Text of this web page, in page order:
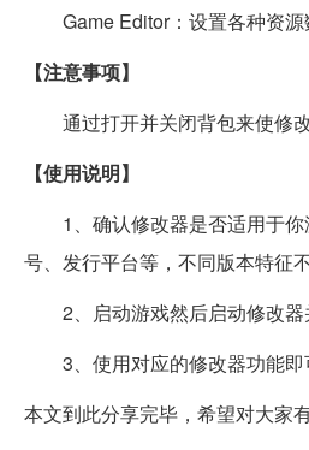
Game Editor：设置各种资源
【注意事项】
通过打开并关闭背包来使修改
【使用说明】
1、确认修改器是否适用于你
号、发行平台等，不同版本特征
2、启动游戏然后启动修改器
3、使用对应的修改器功能即
本文到此分享完毕，希望对大家有